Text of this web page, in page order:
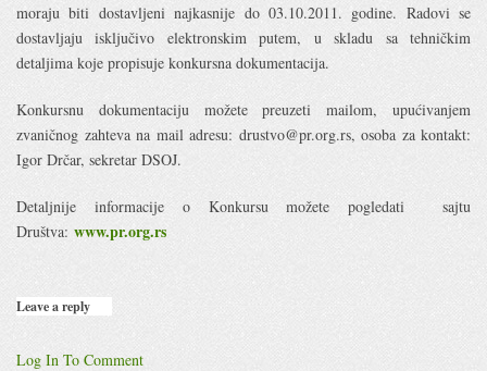
moraju biti dostavljeni najkasnije do 03.10.2011. godine. Radovi se
dostavljaju isključivo elektronskim putem, u skladu sa tehničkim
detaljima koje propisuje konkursna dokumentacija.
Konkursnu dokumentaciju možete preuzeti mailom, upućivanjem
zvaničnog zahteva na mail adresu: drustvo@pr.org.rs, osoba za kontakt:
Igor Drčar, sekretar DSOJ.
Detaljnije informacije o Konkursu možete pogledati sajtu
Društva: www.pr.org.rs
Leave a reply
Log In To Comment